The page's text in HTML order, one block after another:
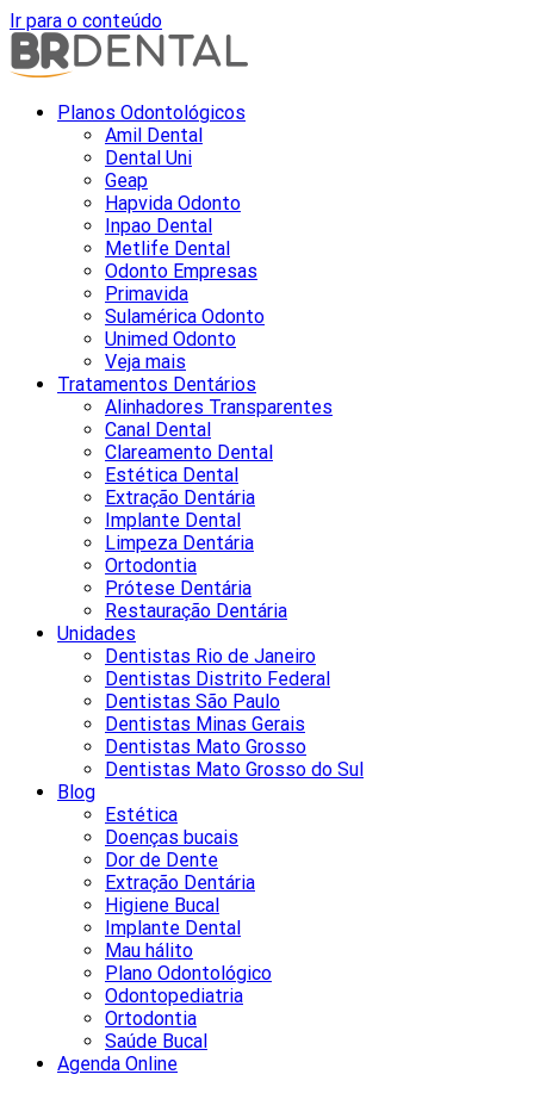
Ir para o conteúdo
Planos Odontológicos
Amil Dental
Dental Uni
Geap
Hapvida Odonto
Inpao Dental
Metlife Dental
Odonto Empresas
Primavida
Sulamérica Odonto
Unimed Odonto
Veja mais
Tratamentos Dentários
Alinhadores Transparentes
Canal Dental
Clareamento Dental
Estética Dental
Extração Dentária
Implante Dental
Limpeza Dentária
Ortodontia
Prótese Dentária
Restauração Dentária
Unidades
Dentistas Rio de Janeiro
Dentistas Distrito Federal
Dentistas São Paulo
Dentistas Minas Gerais
Dentistas Mato Grosso
Dentistas Mato Grosso do Sul
Blog
Estética
Doenças bucais
Dor de Dente
Extração Dentária
Higiene Bucal
Implante Dental
Mau hálito
Plano Odontológico
Odontopediatria
Ortodontia
Saúde Bucal
Agenda Online